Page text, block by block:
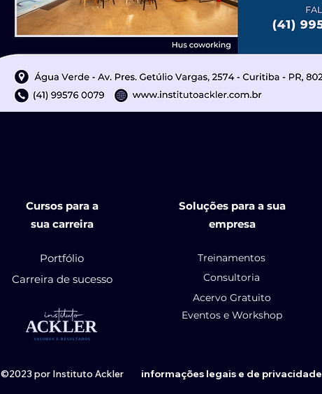
Cursos para a
sua carreira
Portfólio
Carreira de sucesso
Soluções para a sua
empresa
Treinamentos
Consultoria
Acervo Gratuito
Eventos e Workshop
©2023 por Instituto Ackler informações legais e de privacidade